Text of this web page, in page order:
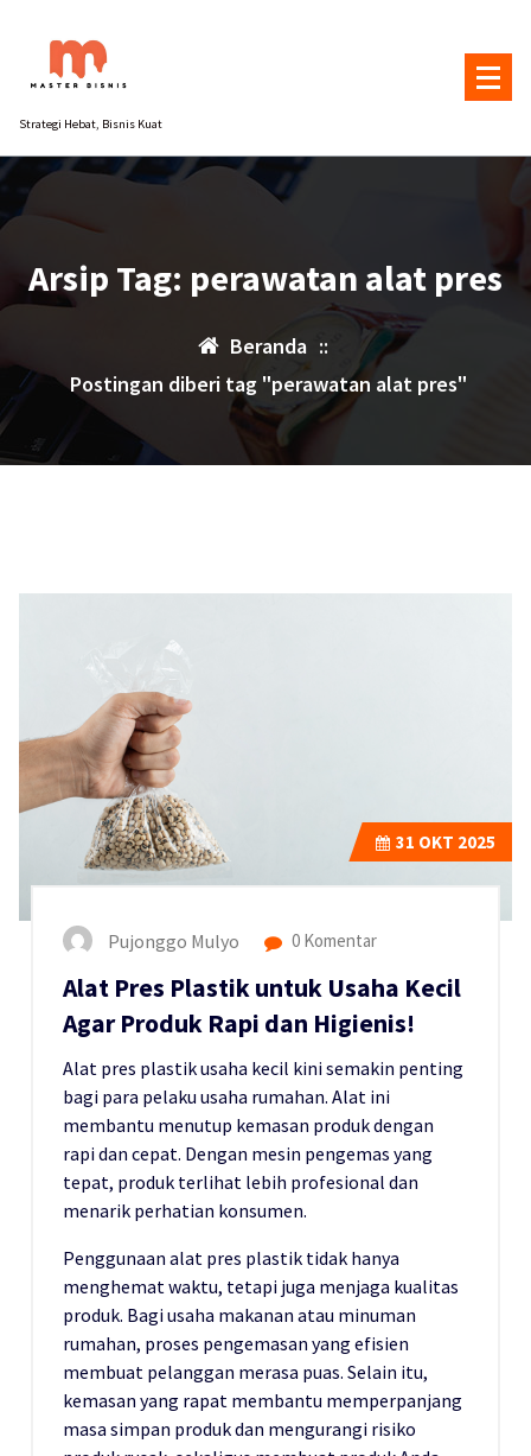
konten
Strategi Hebat, Bisnis Kuat
Arsip Tag: perawatan alat pres
Beranda ::
Postingan diberi tag "perawatan alat pres"
31 OKT 2025
Pujonggo Mulyo 0 Komentar
Alat Pres Plastik untuk Usaha Kecil
Agar Produk Rapi dan Higienis!
Alat pres plastik usaha kecil kini semakin penting
bagi para pelaku usaha rumahan. Alat ini
membantu menutup kemasan produk dengan
rapi dan cepat. Dengan mesin pengemas yang
tepat, produk terlihat lebih profesional dan
menarik perhatian konsumen.
Penggunaan alat pres plastik tidak hanya
menghemat waktu, tetapi juga menjaga kualitas
produk. Bagi usaha makanan atau minuman
rumahan, proses pengemasan yang efisien
membuat pelanggan merasa puas. Selain itu,
kemasan yang rapat membantu memperpanjang
masa simpan produk dan mengurangi risiko